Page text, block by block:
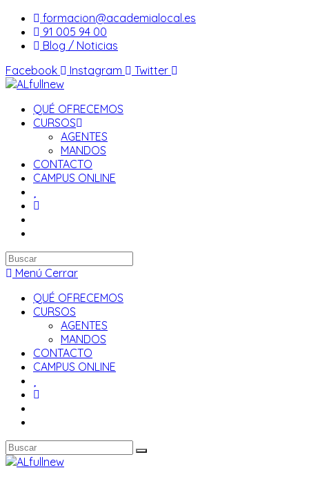
Saltar
contenido
formacion@academialocal.es
91 005 94 00
Blog / Noticias
Facebook
Instagram Twitter
QUÉ OFRECEMOS
CURSOS
AGENTES
MANDOS
CONTACTO
CAMPUS ONLINE
Buscar
en
web
Menú Cerrar
QUÉ OFRECEMOS
CURSOS
AGENTES
MANDOS
CONTACTO
CAMPUS ONLINE